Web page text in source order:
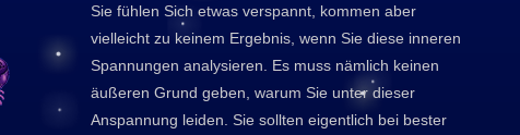
Sie fühlen Sich etwas verspannt, kommen aber
vielleicht zu keinem Ergebnis, wenn Sie diese inneren
Spannungen analysieren. Es muss nämlich keinen
äußeren Grund geben, warum Sie unter dieser
Anspannung leiden. Sie sollten eigentlich bei bester